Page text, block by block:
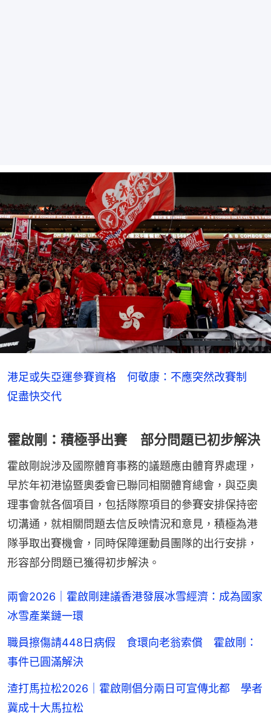
港足或失亞運參賽資格 何敬康：不應突然改賽制
促盡快交代
霍啟剛：積極爭出賽 部分問題已初步解決
霍啟剛說涉及國際體育事務的議題應由體育界處理，
早於年初港協暨奧委會已聯同相關體育總會，與亞奧
理事會就各個項目，包括隊際項目的參賽安排保持密
切溝通，就相關問題去信反映情況和意見，積極為港
隊爭取出賽機會，同時保障運動員團隊的出行安排，
形容部分問題已獲得初步解決。
兩會2026｜霍啟剛建議香港發展冰雪經濟：成為國家
冰雪產業鏈一環
職員擦傷請448日病假 食環向老翁索償 霍啟剛：
事件已圓滿解決
渣打馬拉松2026｜霍啟剛倡分兩日可宣傳北都 學者
冀成十大馬拉松